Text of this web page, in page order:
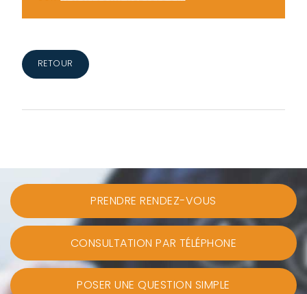
RETOUR
PRENDRE RENDEZ-VOUS
CONSULTATION PAR TÉLÉPHONE
POSER UNE QUESTION SIMPLE